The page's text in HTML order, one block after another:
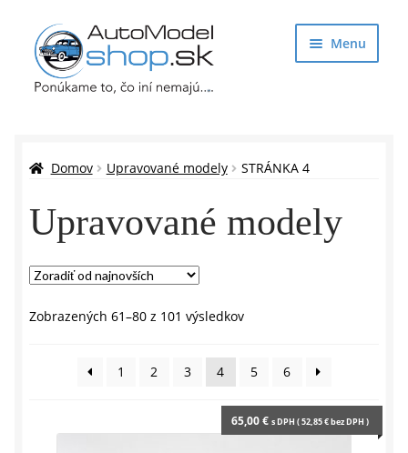
Preskočiť
na
navigáciu
Preskočiť
na
obsah
Menu
Auto Modely
Mierka 1:12
Mierka 1:18
Mierka 1:24
Domov Upravované modely STRÁNKA 4
Upravované modely
Zobrazených 61–80 z 101 výsledkovZoradené
1
2 3 4 5 6
65,00€ s DPH (52,85€bez DPH )